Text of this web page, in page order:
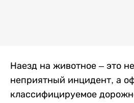
Наезд на животное – это
неприятный инцидент, а
классифицируемое